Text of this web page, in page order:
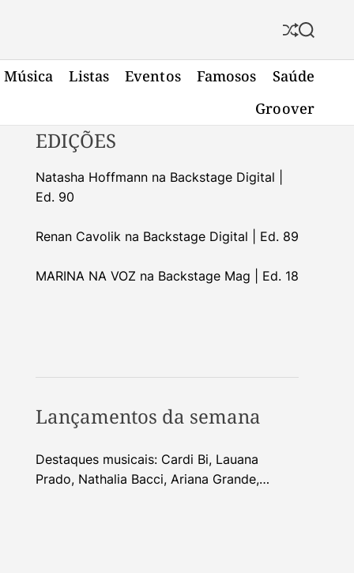
S
f
l
S
a
r
h
Música Listas Eventos Famosos
Saúde
Groover
EDIÇÕES
Natasha Hoffmann na Backstage Digital |
Ed. 90
Renan Cavolik na Backstage Digital | Ed. 89
MARINA NA VOZ na Backstage Mag | Ed. 18
Lançamentos da semana
Destaques musicais: Cardi Bi, Lauana
Prado, Nathalia Bacci, Ariana Grande,